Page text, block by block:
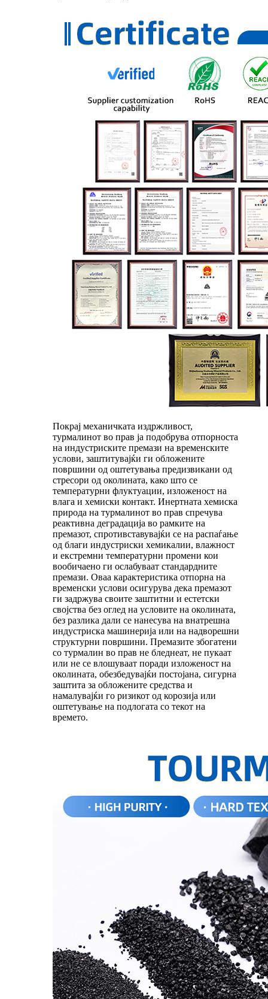
Покрај механичката издржливост,
турмалинот во прав ја подобрува отпорноста
на индустриските премази на временските
услови, заштитувајќи ги обложените
површини од оштетувања предизвикани од
стресори од околината, како што се
температурни флуктуации, изложеност на
влага и хемиски контакт. Инертната хемиска
природа на турмалинот во прав спречува
реактивна деградација во рамките на
премазот, спротивставувајќи се на распаѓање
од благи индустриски хемикалии, влажност
и екстремни температурни промени кои
вообичаено ги ослабуваат стандардните
премази. Оваа карактеристика отпорна на
временски услови осигурува дека премазот
ги задржува своите заштитни и естетски
својства без оглед на условите на околината,
без разлика дали се нанесува на внатрешна
индустриска машинерија или на надворешни
структурни површини. Премазите збогатени
со турмалин во прав не бледнеат, не пукаат
или не се влошуваат поради изложеност на
околината, обезбедувајќи постојана, сигурна
заштита за обложените средства и
намалувајќи го ризикот од корозија или
оштетување на подлогата со текот на
времето.